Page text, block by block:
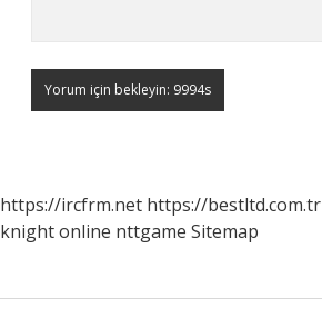
https://ircfrm.net https://bestltd.com.tr
knight online nttgame Sitemap